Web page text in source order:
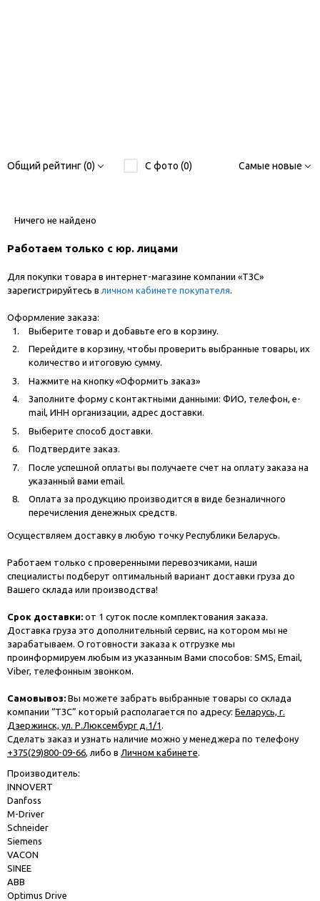
Общий рейтинг (0) С фото (0) Самые новые
Ничего не найдено
Работаем только с юр. лицами
Для покупки товара в интернет-магазине компании «ТЗС»
зарегистрируйтесь в личном кабинете покупателя.
Оформление заказа:
Выберите товар и добавьте его в корзину.
Перейдите в корзину, чтобы проверить выбранные товары, их
количество и итоговую сумму.
Нажмите на кнопку «Оформить заказ»
Заполните форму с контактными данными: ФИО, телефон, e-
mail, ИНН организации, адрес доставки.
Выберите способ доставки.
Подтвердите заказ.
После успешной оплаты вы получаете счет на оплату заказа на
указанный вами email.
Оплата за продукцию производится в виде безналичного
перечисления денежных средств.
Осуществляем доставку в любую точку Республики Беларусь.
Работаем только с проверенными перевозчиками, наши
специалисты подберут оптимальный вариант доставки груза до
Вашего склада или производства!
Срок доставки: от 1 суток после комплектования заказа.
Доставка груза это дополнительный сервис, на котором мы не
зарабатываем. О готовности заказа к отгрузке мы
проинформируем любым из указанным Вами способов: SMS, Email,
Viber, телефонным звонком.
Самовывоз: Вы можете забрать выбранные товары со склада
компании “ТЗС” который располагается по адресу: Беларусь, г.
Дзержинск, ул. Р.Люксембург д.1/1 .
Сделать заказ и узнать наличие можно у менеджера по телефону
+375(29)800-09-66, либо в Личном кабинете.
Производитель:
INNOVERT
Danfoss
M-Driver
Schneider
Siemens
VACON
SINEE
ABB
Optimus Drive